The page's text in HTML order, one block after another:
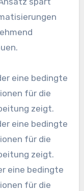
eine bedingte
für die